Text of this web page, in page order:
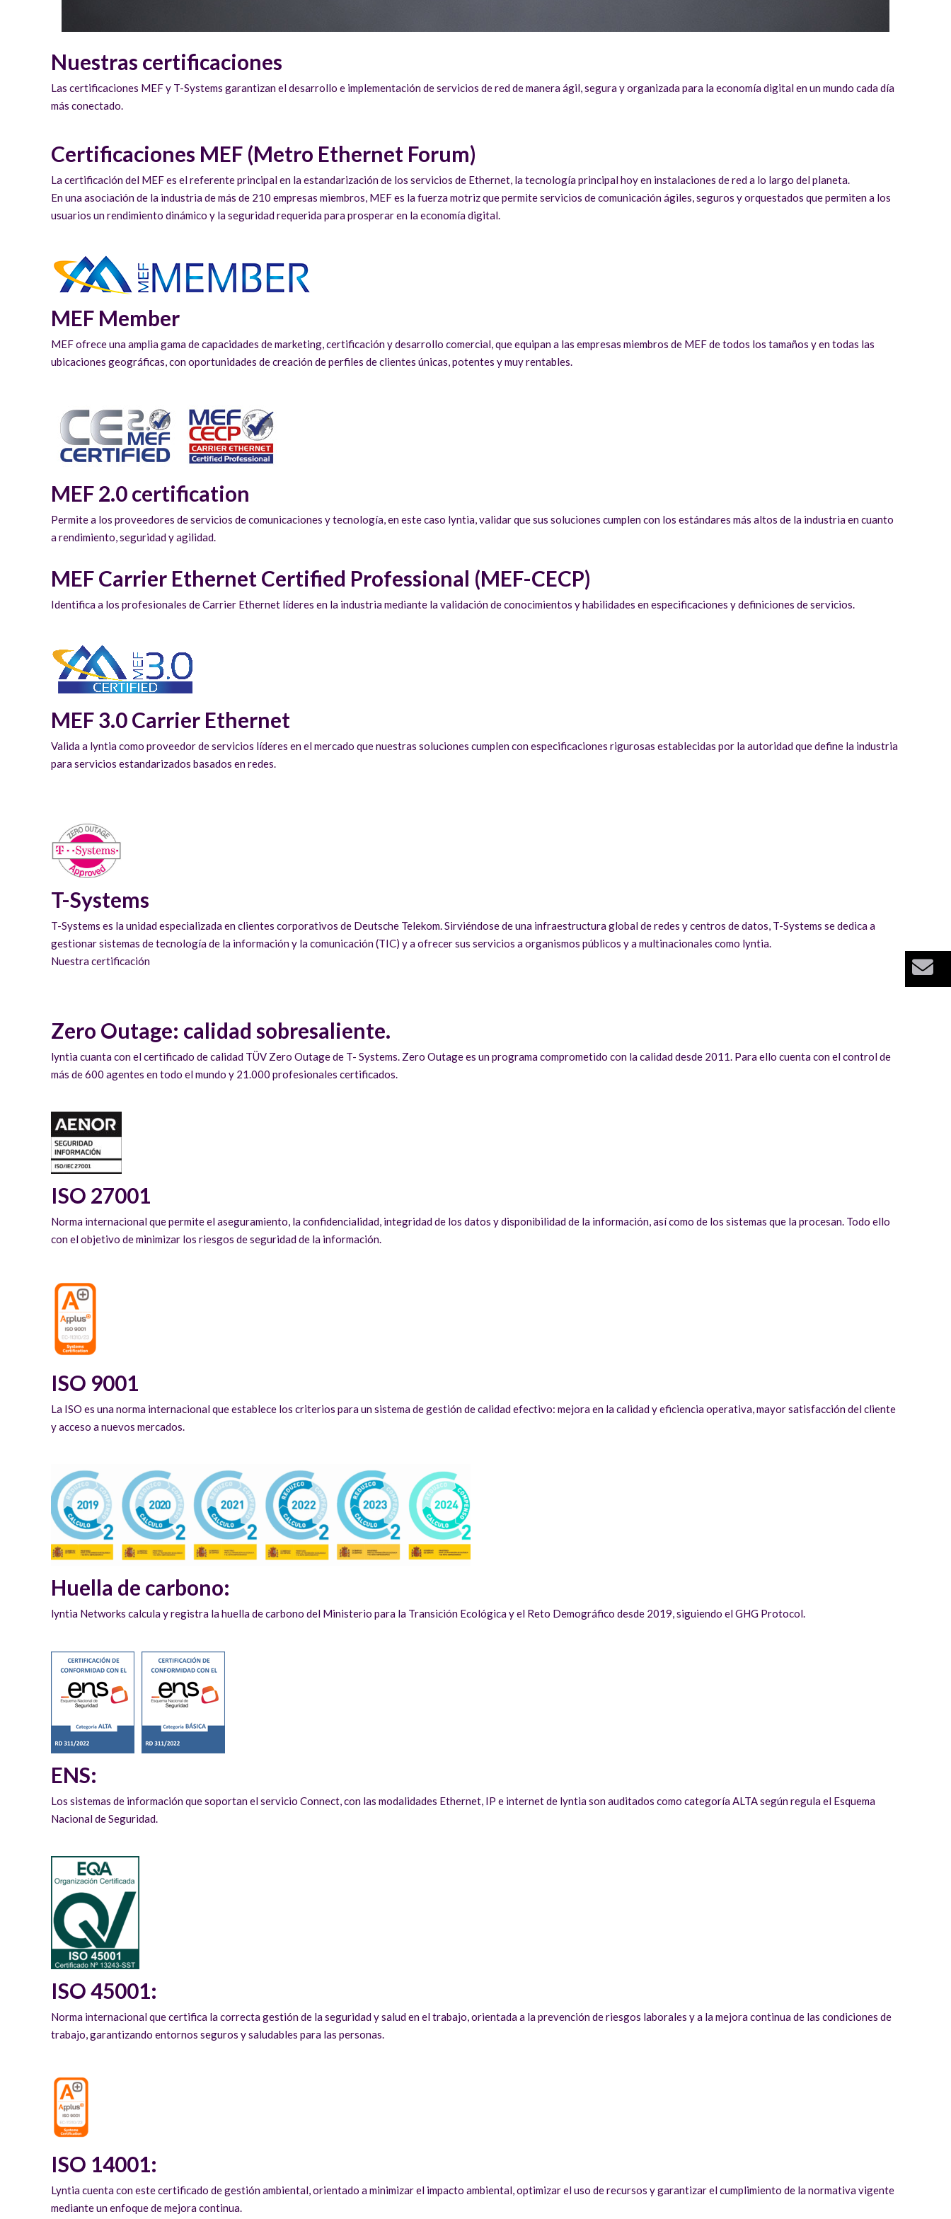
Nuestras certificaciones
Las certificaciones MEF y T-Systems garantizan el desarrollo e implementación de servicios de red de manera ágil, segura y organizada para la economía digital en un mundo cada día
más conectado.
Certificaciones MEF (Metro Ethernet Forum)
La certificación del MEF es el referente principal en la estandarización de los servicios de Ethernet, la tecnología principal hoy en instalaciones de red a lo largo del planeta.
En una asociación de la industria de más de 210 empresas miembros, MEF es la fuerza motriz que permite servicios de comunicación ágiles, seguros y orquestados que permiten a los
usuarios un rendimiento dinámico y la seguridad requerida para prosperar en la economía digital.
MEF Member
MEF ofrece una amplia gama de capacidades de marketing, certificación y desarrollo comercial, que equipan a las empresas miembros de MEF de todos los tamaños y en todas las
ubicaciones geográficas, con oportunidades de creación de perfiles de clientes únicas, potentes y muy rentables.
MEF 2.0 certification
Permite a los proveedores de servicios de comunicaciones y tecnología, en este caso lyntia, validar que sus soluciones cumplen con los estándares más altos de la industria en cuanto
a rendimiento, seguridad y agilidad.
MEF Carrier Ethernet Certified Professional (MEF-CECP)
Identifica a los profesionales de Carrier Ethernet líderes en la industria mediante la validación de conocimientos y habilidades en especificaciones y definiciones de servicios.
MEF 3.0 Carrier Ethernet
Valida a lyntia como proveedor de servicios líderes en el mercado que nuestras soluciones cumplen con especificaciones rigurosas establecidas por la autoridad que define la industria
para servicios estandarizados basados en redes.
T-Systems
T-Systems es la unidad especializada en clientes corporativos de Deutsche Telekom. Sirviéndose de una infraestructura global de redes y centros de datos, T-Systems se dedica a
gestionar sistemas de tecnología de la información y la comunicación (TIC) y a ofrecer sus servicios a organismos públicos y a multinacionales como lyntia.
Nuestra certificación
Zero Outage: calidad sobresaliente.
lyntia cuanta con el certificado de calidad TÜV Zero Outage de T- Systems. Zero Outage es un programa comprometido con la calidad desde 2011. Para ello cuenta con el control de
más de 600 agentes en todo el mundo y 21.000 profesionales certificados.
ISO 27001
Norma internacional que permite el aseguramiento, la confidencialidad, integridad de los datos y disponibilidad de la información, así como de los sistemas que la procesan. Todo ello
con el objetivo de minimizar los riesgos de seguridad de la información.
ISO 9001
La ISO es una norma internacional que establece los criterios para un sistema de gestión de calidad efectivo: mejora en la calidad y eficiencia operativa, mayor satisfacción del cliente
y acceso a nuevos mercados.
Huella de carbono:
lyntia Networks calcula y registra la huella de carbono del Ministerio para la Transición Ecológica y el Reto Demográfico desde 2019, siguiendo el GHG Protocol.
ENS:
Los sistemas de información que soportan el servicio Connect, con las modalidades Ethernet, IP e internet de lyntia son auditados como categoría ALTA según regula el Esquema
Nacional de Seguridad.
ISO 45001:
Norma internacional que certifica la correcta gestión de la seguridad y salud en el trabajo, orientada a la prevención de riesgos laborales y a la mejora continua de las condiciones de
trabajo, garantizando entornos seguros y saludables para las personas.
ISO 14001:
Lyntia cuenta con este certificado de gestión ambiental, orientado a minimizar el impacto ambiental, optimizar el uso de recursos y garantizar el cumplimiento de la normativa vigente
mediante un enfoque de mejora continua.